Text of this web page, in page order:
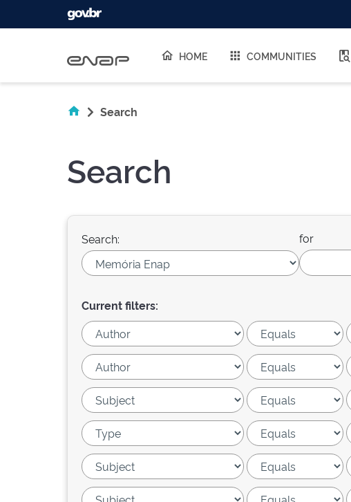
HOME COMMUNITIES
Search
Search
Search: for
Current filters: